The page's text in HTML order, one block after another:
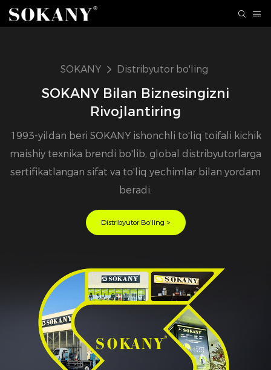
SOKANY Distribyutor bo'ling
SOKANY Bilan Biznesingizni
Rivojlantiring
1993-yildan beri SOKANY ishonchli to'liq toifali kichik
maishiy texnika brendi bo'lib, global distribyutorlarga
sertifikatlangan sifat va to'liq yechimlar bilan yordam
beradi.
Distribyutor Bo'ling >